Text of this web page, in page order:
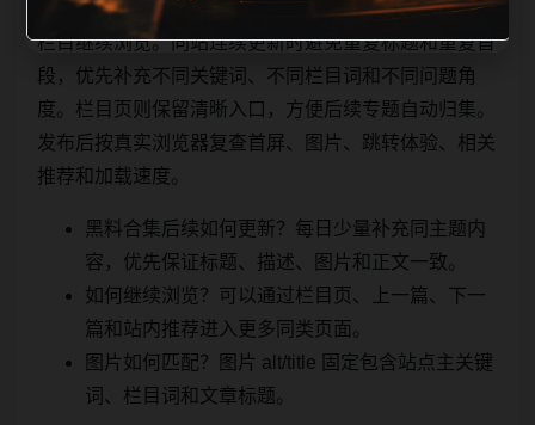
栏目继续浏览。同站连续更新时避免重复标题和重复首
段，优先补充不同关键词、不同栏目词和不同问题角
度。栏目页则保留清晰入口，方便后续专题自动归集。
发布后按真实浏览器复查首屏、图片、跳转体验、相关
推荐和加载速度。
黑料合集后续如何更新？每日少量补充同主题内
容，优先保证标题、描述、图片和正文一致。
如何继续浏览？可以通过栏目页、上一篇、下一
篇和站内推荐进入更多同类页面。
图片如何匹配？图片 alt/title 固定包含站点主关键
词、栏目词和文章标题。